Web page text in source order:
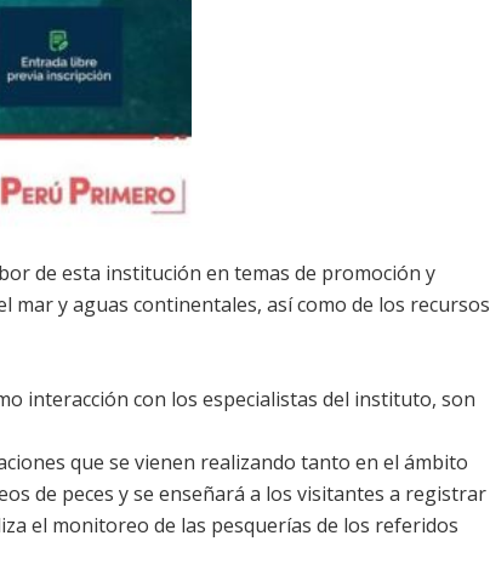
de esta institución en temas de promoción y
mar y aguas continentales, así como de los recursos
interacción con los especialistas del instituto, son
que se vienen realizando tanto en el ámbito
de peces y se enseñará a los visitantes a registrar
el monitoreo de las pesquerías de los referidos